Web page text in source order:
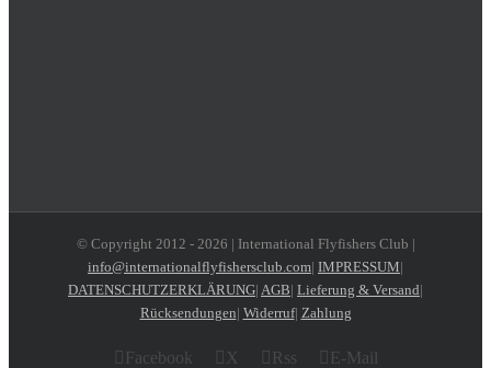
© Copyright 2012 - 2026 | International Flyfishers Club |
info@internationalflyfishersclub.com| IMPRESSUM|
DATENSCHUTZERKLÄRUNG| AGB| Lieferung & Versand|
Rücksendungen| Widerruf| Zahlung
Facebook X Rss E-Mail